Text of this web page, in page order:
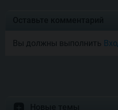
Money Mariachi
Вы должны выполнить